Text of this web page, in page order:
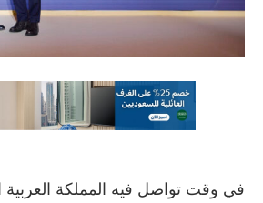
في وقت تواصل فيه المملكة العربية